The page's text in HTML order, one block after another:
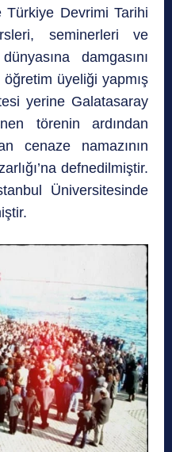
Türkiye Devrimi Tarihi
seminerleri ve
damgasını
üyeliği yapmış
yerine Galatasaray
törenin ardından
cenaze namazının
defnedilmiştir.
Üniversitesinde